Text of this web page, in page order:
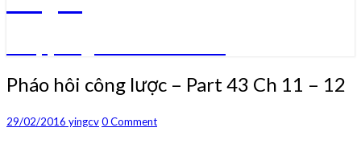
Pháo
hôi
lược
Pháo hôi công lược – Part 43 Ch 11 – 12
29/02/2016 yingcvComments
0 Comment